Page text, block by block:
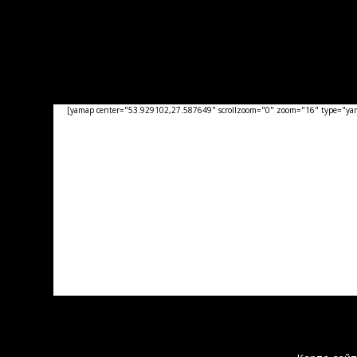
[yamap center="53.929102,27.587649" scrollzoom="0" zoom="16"